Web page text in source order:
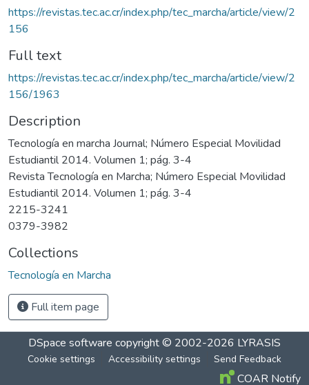
https://revistas.tec.ac.cr/index.php/tec_marcha/article/view/2
156
Full text
https://revistas.tec.ac.cr/index.php/tec_marcha/article/view/2
156/1963
Description
Tecnología en marcha Journal; Número Especial Movilidad
Estudiantil 2014. Volumen 1; pág. 3-4
Revista Tecnología en Marcha; Número Especial Movilidad
Estudiantil 2014. Volumen 1; pág. 3-4
2215-3241
0379-3982
Collections
Tecnología en Marcha
Full item page
DSpace software copyright © 2002-2026 LYRASIS
Cookie settings Accessibility settings Send Feedback
COAR Notify